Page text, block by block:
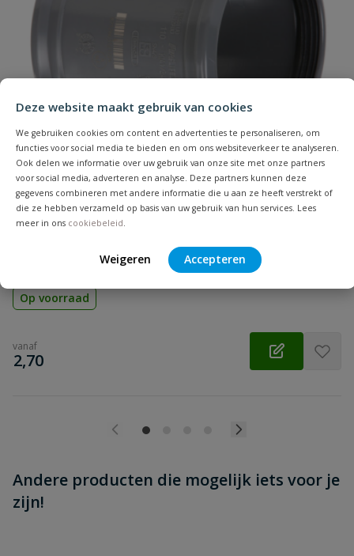
Deze website maakt gebruik van cookies
We gebruiken cookies om content en advertenties te personaliseren, om
functies voor social media te bieden en om ons websiteverkeer te analyseren.
Ook delen we informatie over uw gebruik van onze site met onze partners
voor social media, adverteren en analyse. Deze partners kunnen deze
gegevens combineren met andere informatie die u aan ze heeft verstrekt of
die ze hebben verzameld op basis van uw gebruik van hun services. Lees
meer in ons cookiebeleid
Weigeren Accepteren
Beoordeling
PVC overschuifmof
Zonder stootrand | Diameter: 32 t/m 500 mm | Aansluiting:
manchet | Kleur: grijs | KOMO
Op voorraad
vanaf
€
2,70
Andere producten die mogelijk iets voor je
zijn!